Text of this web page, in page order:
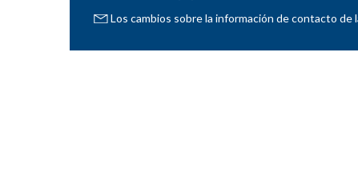
Los cambios sobre la información de contacto